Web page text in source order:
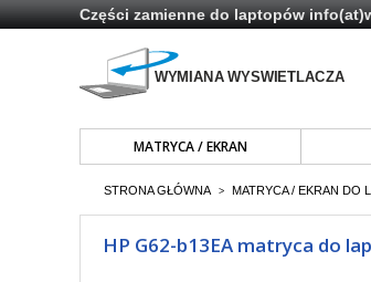
Części zamienne do laptopów
MATRYCA / EKRAN
STRONA GŁÓWNA > MATRYCA / EKRAN DO
HP G62-b13EA matryca do